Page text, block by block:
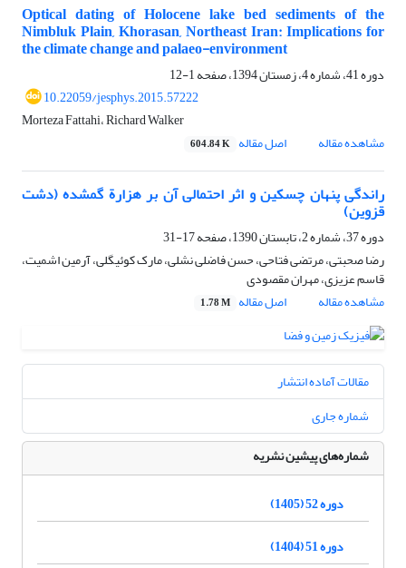
Optical dating of Holocene lake bed sediments of the
Nimbluk Plain, Khorasan, Northeast Iran: Implications for
the climate change and palaeo-environment
دوره 41، شماره 4، زمستان 1394، صفحه
1-12
10.22059/jesphys.2015.57222
Morteza Fattahi، Richard Walker
مشاهده مقاله
اصل مقاله 604.84 K
راندگی پنهان چسکین و اثر احتمالی آن بر هزارة گمشده (دشت
قزوین)
دوره 37، شماره 2، تابستان 1390، صفحه
17-31
رضا صحبتی، مرتضی فتاحی، حسن فاضلی نشلی، مارک کوئیگلی، آرمین اشمیت،
قاسم عزیزی، مهران مقصودی
مشاهده مقاله
اصل مقاله 1.78 M
مقالات آماده انتشار
شماره جاری
شماره‌های پیشین نشریه
دوره 52 (1405)
دوره 51 (1404)